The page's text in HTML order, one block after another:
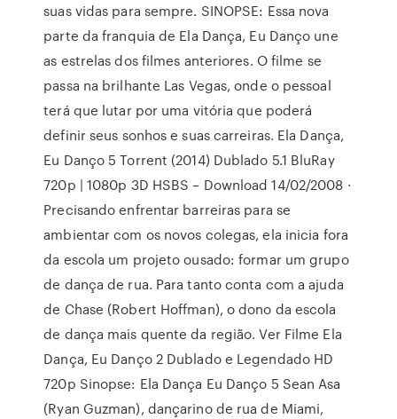
suas vidas para sempre. SINOPSE: Essa nova
parte da franquia de Ela Dança, Eu Danço une
as estrelas dos filmes anteriores. O filme se
passa na brilhante Las Vegas, onde o pessoal
terá que lutar por uma vitória que poderá
definir seus sonhos e suas carreiras. Ela Dança,
Eu Danço 5 Torrent (2014) Dublado 5.1 BluRay
720p | 1080p 3D HSBS – Download 14/02/2008 ·
Precisando enfrentar barreiras para se
ambientar com os novos colegas, ela inicia fora
da escola um projeto ousado: formar um grupo
de dança de rua. Para tanto conta com a ajuda
de Chase (Robert Hoffman), o dono da escola
de dança mais quente da região. Ver Filme Ela
Dança, Eu Danço 2 Dublado e Legendado HD
720p Sinopse: Ela Dança Eu Danço 5 Sean Asa
(Ryan Guzman), dançarino de rua de Miami,